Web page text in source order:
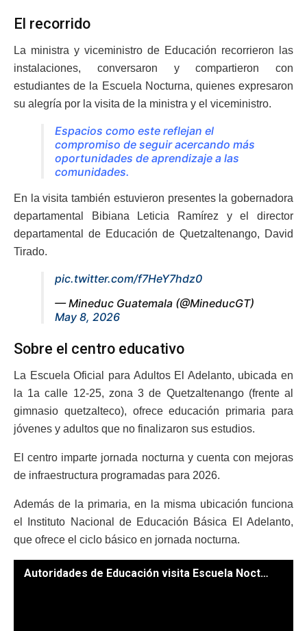
El recorrido
La ministra y viceministro de Educación recorrieron las
instalaciones, conversaron y compartieron con
estudiantes de la Escuela Nocturna, quienes expresaron
su alegría por la visita de la ministra y el viceministro.
Espacios como este reflejan el
compromiso de seguir acercando más
oportunidades de aprendizaje a las
comunidades.
En la visita también estuvieron presentes la gobernadora
departamental Bibiana Leticia Ramírez y el director
departamental de Educación de Quetzaltenango, David
Tirado.
pic.twitter.com/f7HeY7hdz0
— Mineduc Guatemala (@MineducGT)
May 8, 2026
Sobre el centro educativo
La Escuela Oficial para Adultos El Adelanto, ubicada en
la 1a calle 12-25, zona 3 de Quetzaltenango (frente al
gimnasio quetzalteco), ofrece educación primaria para
jóvenes y adultos que no finalizaron sus estudios.
El centro imparte jornada nocturna y cuenta con mejoras
de infraestructura programadas para 2026.
Además de la primaria, en la misma ubicación funciona
el Instituto Nacional de Educación Básica El Adelanto,
que ofrece el ciclo básico en jornada nocturna.
Autoridades de Educación visita Escuela Nocturna en Quetzaltenango . / Fotos. Mineduc.